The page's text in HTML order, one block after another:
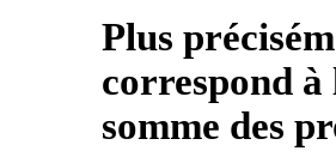
Plus
correspond à
somme des